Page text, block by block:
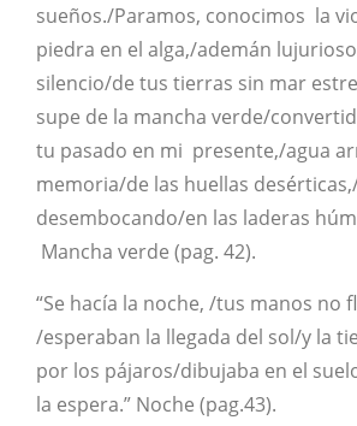
sueños./Paramos, conocimos la
piedra en el alga,/ademán
silencio/de tus tierras sin mar
supe de la mancha verde/
tu pasado en mi presente,/agua
memoria/de las huellas
desembocando/en las laderas
Mancha verde (pag. 42).
“Se hacía la noche, /tus manos no
/esperaban la llegada del sol/y la
por los pájaros/dibujaba en el
la espera.” Noche (pag.43).